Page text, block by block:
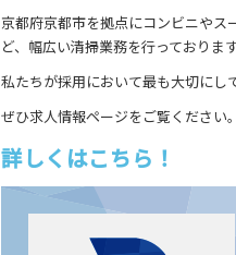
京都府京都市を拠点にコンビニや
ど、幅広い清掃業務を行っております
私たちが採用において最も大切にし
ぜひ求人情報ページをご覧ください
詳しくはこちら！